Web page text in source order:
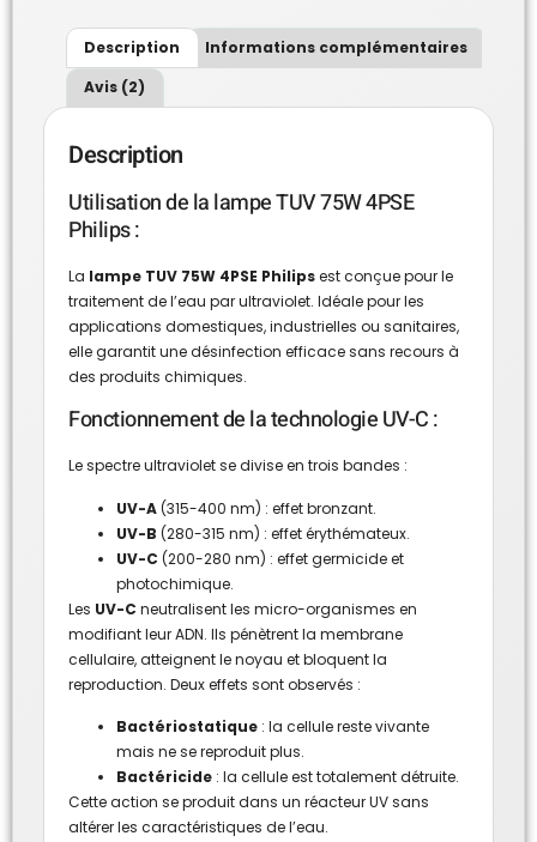
Description
Informations complémentaires
Avis (2)
Description
Utilisation de la lampe TUV 75W 4PSE
Philips :
La lampe TUV 75W 4PSE Philipsest conçue pour le
traitement de l’eau par ultraviolet. Idéale pour les
applications domestiques, industrielles ou sanitaires,
elle garantit une désinfection efficace sans recours à
des produits chimiques.
Fonctionnement de la technologie UV-C :
Le spectre ultraviolet se divise en trois bandes :
UV-A(315-400 nm) : effet bronzant.
UV-B (280-315 nm) : effet érythémateux.
UV-C (200-280 nm) : effet germicide et
photochimique.
Les UV-C neutralisent les micro-organismes en
modifiant leur ADN. Ils pénètrent la membrane
cellulaire, atteignent le noyau et bloquent la
reproduction. Deux effets sont observés :
Bactériostatique : la cellule reste vivante
mais ne se reproduit plus.
Bactéricide : la cellule est totalement détruite.
Cette action se produit dans un réacteur UV sans
altérer les caractéristiques de l’eau.